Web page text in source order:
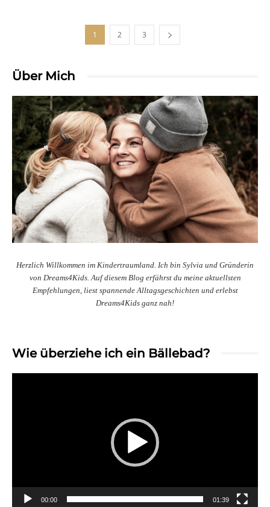
1 2 3
Über Mich
Herzlich Willkommen im Kindertraumland. Ich bin Sylvia und Gründerin
von Dreams4Kids. Auf diesem Blog erfährst du meine aktuellsten
Empfehlungen, liest spannende Alltagsgeschichten und erlebst
Dreams4Kids ganz nah!
Wie überziehe ich ein Bällebad?
00:00 01:39